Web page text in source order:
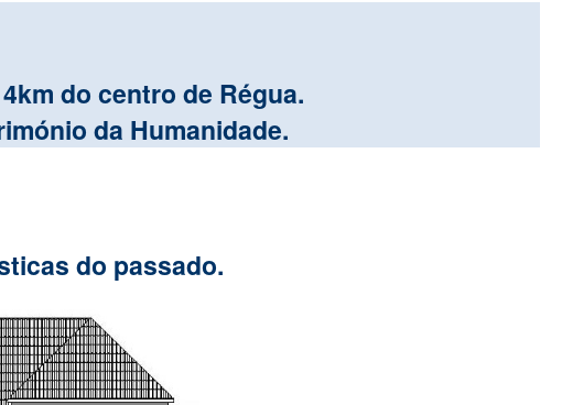
do centro de Régua.
da Humanidade.
do passado.